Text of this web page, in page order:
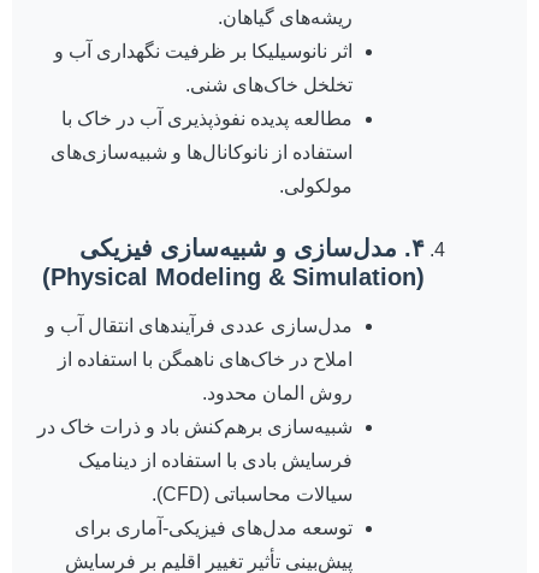
ریشه‌های گیاهان.
اثر نانوسیلیکا بر ظرفیت نگهداری آب و
تخلخل خاک‌های شنی.
مطالعه پدیده نفوذپذیری آب در خاک با
استفاده از نانوکانال‌ها و شبیه‌سازی‌های
مولکولی.
۴. مدل‌سازی و شبیه‌سازی فیزیکی
(Physical Modeling & Simulation)
مدل‌سازی عددی فرآیندهای انتقال آب و
املاح در خاک‌های ناهمگن با استفاده از
روش المان محدود.
شبیه‌سازی برهم‌کنش باد و ذرات خاک در
فرسایش بادی با استفاده از دینامیک
سیالات محاسباتی (CFD).
توسعه مدل‌های فیزیکی-آماری برای
پیش‌بینی تأثیر تغییر اقلیم بر فرسایش